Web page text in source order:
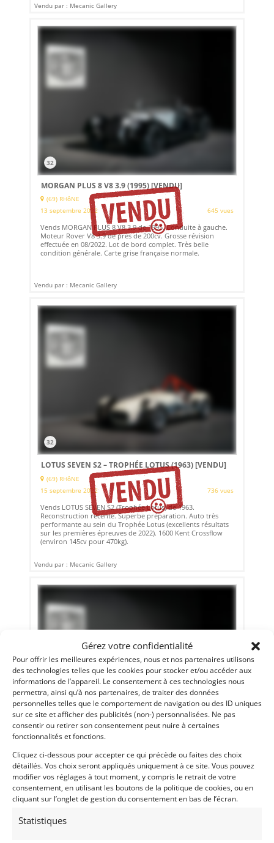
Gérez votre confidentialité
Pour offrir les meilleures expériences, nous et nos partenaires utilisons
des technologies telles que les cookies pour stocker et/ou accéder aux
informations de l’appareil. Le consentement à ces technologies nous
permettra, ainsi qu’à nos partenaires, de traiter des données
personnelles telles que le comportement de navigation ou des ID uniques
sur ce site et afficher des publicités (non-) personnalisées. Ne pas
consentir ou retirer son consentement peut nuire à certaines
fonctionnalités et fonctions.
Cliquez ci-dessous pour accepter ce qui précède ou faites des choix
détaillés. Vos choix seront appliqués uniquement à ce site. Vous pouvez
modifier vos réglages à tout moment, y compris le retrait de votre
consentement, en utilisant les boutons de la politique de cookies, ou en
cliquant sur l’onglet de gestion du consentement en bas de l’écran.
Statistiques
Vendu par : Mecanic Gallery
32
MORGAN PLUS 8 V8 3.9 (1995)[VENDU]
(69) RHôNE
13 septembre 2022
645 vues
Vends MORGAN PLUS 8 V8 3.9 de 1995. Conduite à gauche.
Moteur Rover V8 3.9 de près de 200cv. Grosse révision
effectuée en 08/2022. Lot de bord complet. Très belle
condition générale. Carte grise française normale.
Vendu par : Mecanic Gallery
32
LOTUS SEVEN S2 – TROPHÉE LOTUS (1963)[VENDU]
(69) RHôNE
15 septembre 2022
736 vues
Vends LOTUS SEVEN S2 (Trophée Lotus) de 1963.
Reconstruction récente. Superbe préparation. Auto très
performante au sein du Trophée Lotus (excellents résultats
sur les premières épreuves de 2022). 1600 Kent Crossflow
(environ 145cv pour 470kg).
Vendu par : Mecanic Gallery
(69) RHôNE
2 septembre 2022
541 vues
Vends MORRIS MINI VAN de 1978. Véhicule entièrement
restauré récemment depuis le châssis. Tout est neuf ou
rénové. Présentation très soignée. Superbe combinaison de
pour faire la promotion de votre marque. CG FR normale.